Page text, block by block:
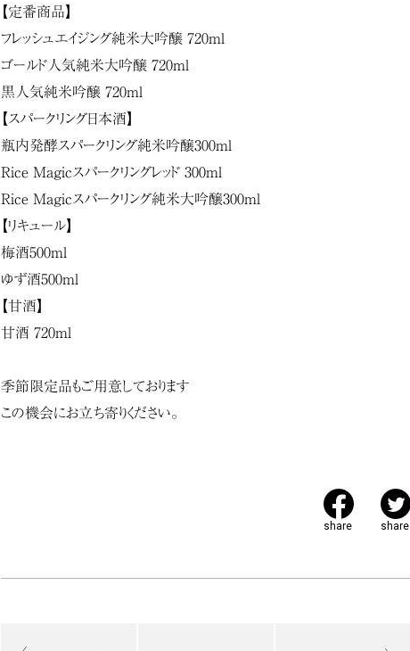
【定番商品】
フレッシュエイジング純米大吟醸 720ml
ゴールド人気純米大吟醸 720ml
黒人気純米吟醸 720ml
【スパークリング日本酒】
瓶内発酵スパークリング純米吟醸300ml
Rice Magicスパークリングレッド 300ml
Rice Magicスパークリング純米大吟醸300ml
【リキュール】
梅酒500ml
ゆず酒500ml
【甘酒】
甘酒 720ml
季節限定品もご用意しております
この機会にお立ち寄りください。
share share